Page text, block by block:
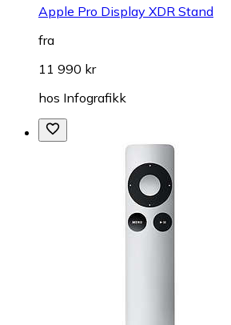
Apple Pro Display XDR Stand
fra
11 990 kr
hos Infografikk